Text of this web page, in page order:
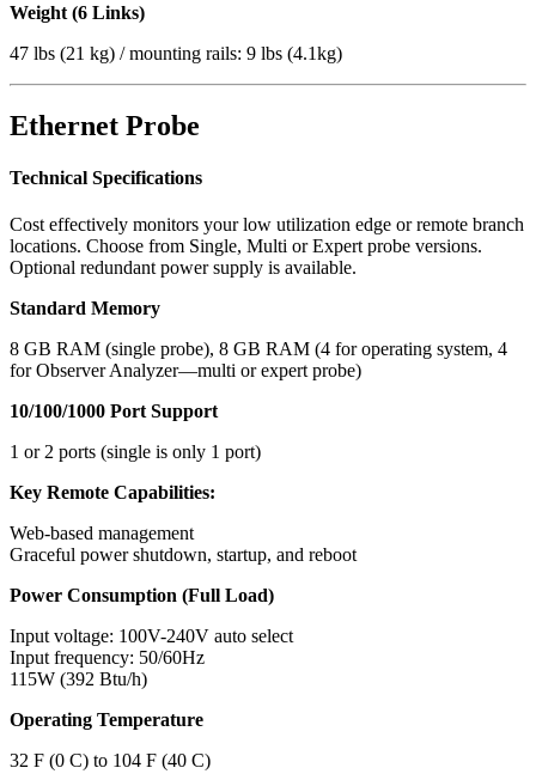
Weight (6 Links)
47 lbs (21 kg) / mounting rails: 9 lbs (4.1kg)
Ethernet Probe
Technical Specifications
Cost effectively monitors your low utilization edge or remote branch
locations. Choose from Single, Multi or Expert probe versions.
Optional redundant power supply is available.
Standard Memory
8 GB RAM (single probe), 8 GB RAM (4 for operating system, 4
for Observer Analyzer—multi or expert probe)
10/100/1000 Port Support
1 or 2 ports (single is only 1 port)
Key Remote Capabilities:
Web-based management
Graceful power shutdown, startup, and reboot
Power Consumption (Full Load)
Input voltage: 100V-240V auto select
Input frequency: 50/60Hz
115W (392 Btu/h)
Operating Temperature
32 F (0 C) to 104 F (40 C)